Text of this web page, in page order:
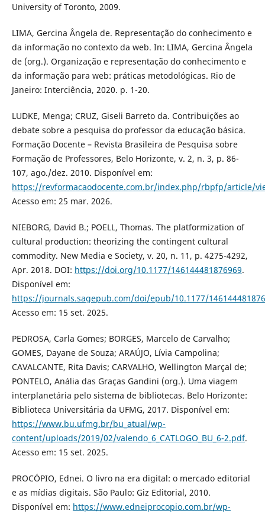
University of Toronto, 2009.
LIMA, Gercina Ângela de. Representação do conhecimento e
da informação no contexto da web. In: LIMA, Gercina Ângela
de (org.). Organização e representação do conhecimento e
da informação para web: práticas metodológicas. Rio de
Janeiro: Interciência, 2020. p. 1-20.
LUDKE, Menga; CRUZ, Giseli Barreto da. Contribuições ao
debate sobre a pesquisa do professor da educação básica.
Formação Docente – Revista Brasileira de Pesquisa sobre
Formação de Professores, Belo Horizonte, v. 2, n. 3, p. 86-
107, ago./dez. 2010. Disponível em:
https://revformacaodocente.com.br/index.php/rbpfp/article/
Acesso em: 25 mar. 2026.
NIEBORG, David B.; POELL, Thomas. The platformization of
cultural production: theorizing the contingent cultural
commodity. New Media e Society, v. 20, n. 11, p. 4275-4292,
Apr. 2018. DOI: https://doi.org/10.1177/146144481876969.
Disponível em:
https://journals.sagepub.com/doi/epub/10.1177/
Acesso em: 15 set. 2025.
PEDROSA, Carla Gomes; BORGES, Marcelo de Carvalho;
GOMES, Dayane de Souza; ARAÚJO, Lívia Campolina;
CAVALCANTE, Rita Davis; CARVALHO, Wellington Marçal de;
PONTELO, Anália das Graças Gandini (org.). Uma viagem
interplanetária pelo sistema de bibliotecas. Belo Horizonte:
Biblioteca Universitária da UFMG, 2017. Disponível em:
https://www.bu.ufmg.br/bu_atual/wp-
content/uploads/2019/02/valendo_6_CATLOGO_BU_6-2.pdf.
Acesso em: 15 set. 2025.
PROCÓPIO, Ednei. O livro na era digital: o mercado editorial
e as mídias digitais. São Paulo: Giz Editorial, 2010.
Disponível em: https://www.edneiprocopio.com.br/wp-